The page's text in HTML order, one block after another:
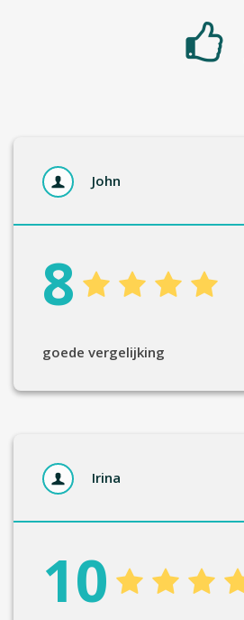
John
8
goede vergelijking
Irina
10